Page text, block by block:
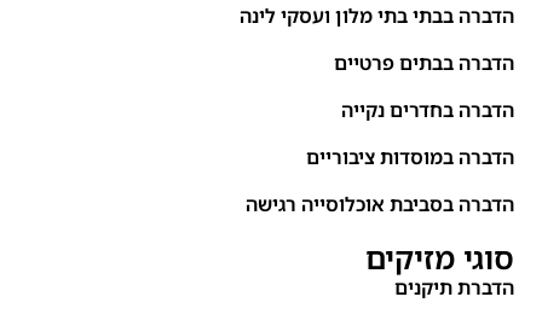
הדברה בבתי בתי מלון ועסקי לינה
הדברה בבתים פרטיים
הדברה בחדרים נקייה
הדברה במוסדות ציבוריים
הדברה בסביבת אוכלוסייה רגישה
סוגי מזיקים
הדברת תיקנים